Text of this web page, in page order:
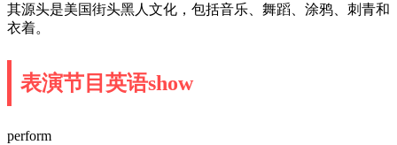
其源头是美国街头黑人文化，包括音乐、舞蹈、涂鸦、刺青和
衣着。
表演节目英语show
perform